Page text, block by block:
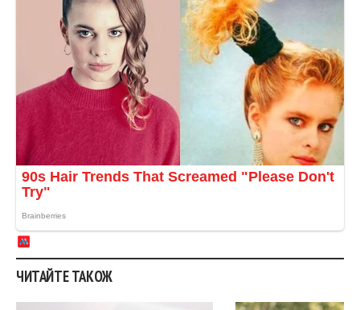
ЧИТАЙТЕ ТАКОЖ